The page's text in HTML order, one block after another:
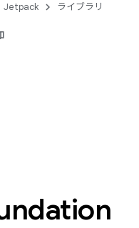
Jetpack ライブラリ